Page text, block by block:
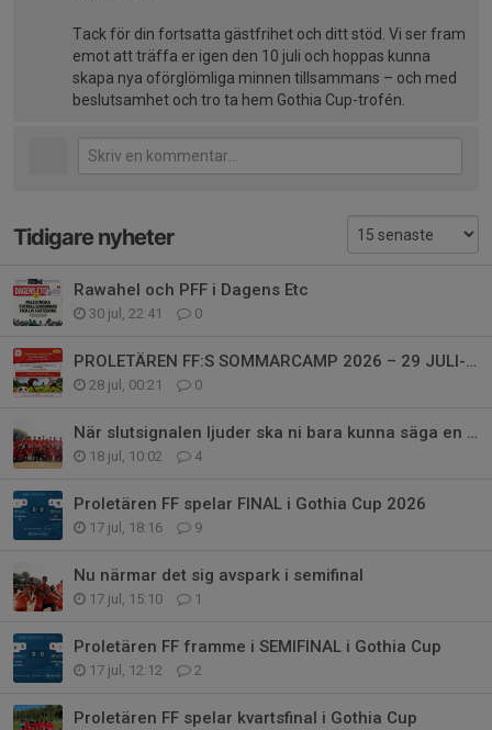
Tack för din fortsatta gästfrihet och ditt stöd. Vi ser fram
emot att träffa er igen den 10 juli och hoppas kunna
skapa nya oförglömliga minnen tillsammans – och med
beslutsamhet och tro ta hem Gothia Cup-trofén.
Tidigare nyheter
Rawahel och PFF i Dagens Etc
30 jul, 22:41 0
PROLETÄREN FF:S SOMMARCAMP 2026 – 29 JULI-1 AUGUSTI
28 jul, 00:21 0
När slutsignalen ljuder ska ni bara kunna säga en sak: Vi gav allt.
18 jul, 10:02 4
Proletären FF spelar FINAL i Gothia Cup 2026
17 jul, 18:16 9
Nu närmar det sig avspark i semifinal
17 jul, 15:10 1
Proletären FF framme i SEMIFINAL i Gothia Cup
17 jul, 12:12 2
Proletären FF spelar kvartsfinal i Gothia Cup